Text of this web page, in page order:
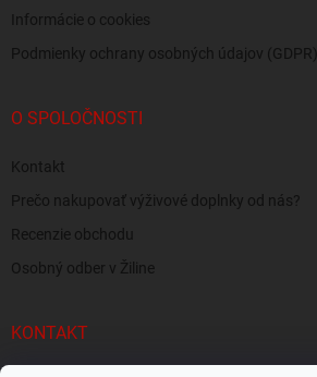
Informácie o cookies
Podmienky ochrany osobných údajov (GDPR)
O SPOLOČNOSTI
Kontakt
Prečo nakupovať výživové doplnky od nás?
Recenzie obchodu
Osobný odber v Žiline
KONTAKT